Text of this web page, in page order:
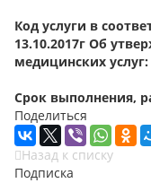
Код услуги в
13.10.2017г Об
медицинских услуг:
Срок выполнения,
Поделиться
Назад к списку
Подписка